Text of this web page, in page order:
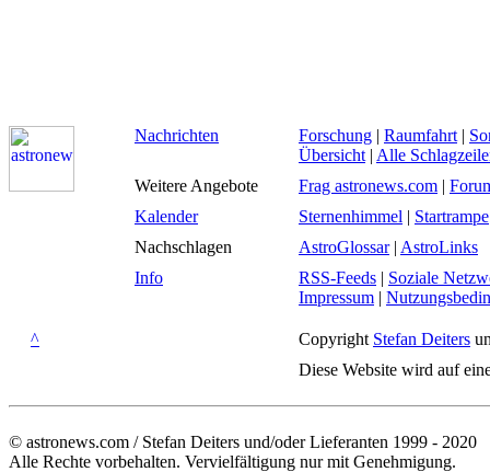
Nachrichten Forschung | Raumfahrt |
Übersicht | Alle
Weitere Angebote
Frag astronews.com |
Kalender
Sternenhimmel | Startrampe
Nachschlagen
AstroGlossar| AstroLinks
Info
RSS-Feeds | Soziale
Impressum |
^ Copyright Stefan Deiters
Diese Website wird auf
© astronews.com / Stefan Deiters und/oder Lieferanten 1999 - 2020
Alle Rechte vorbehalten. Vervielfältigung nur mit Genehmigung.